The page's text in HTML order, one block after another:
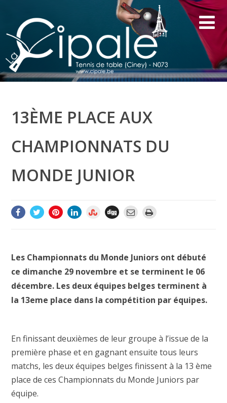
13ÈME PLACE AUX
CHAMPIONNATS DU
MONDE JUNIOR
Les Championnats du Monde Juniors ont débuté
ce dimanche 29 novembre et se terminent le 06
décembre. Les deux équipes belges terminent à
la 13eme place dans la compétition par équipes.
En finissant deuxièmes de leur groupe à l’issue de la
première phase et en gagnant ensuite tous leurs
matchs, les deux équipes belges finissent à la 13 ème
place de ces Championnats du Monde Juniors par
équipe.